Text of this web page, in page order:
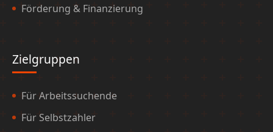
Förderung & Finanzierung
Zielgruppen
Für Arbeitssuchende
Für Selbstzahler